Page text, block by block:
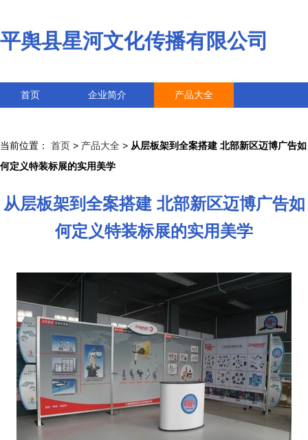
平舆县星河文化传播有限公司
首页 企业简介 产品大全
当前位置： 首页 > 产品大全 > 从层板架到全案搭建 北部新区迈博广告如
何定义特装标展的实用美学
从层板架到全案搭建 北部新区迈博广告如
何定义特装标展的实用美学